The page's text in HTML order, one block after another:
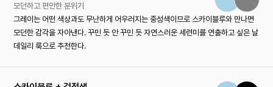
모던하고 편안한 분위기
그레이는 어떤 색상과도 무난하게 어우러지는 중성색이므로 스카이블루와 만나면
모던한 감각을 자아낸다. 꾸민 듯 안 꾸민 듯 자연스러운 세련미를 연출하고 싶은 날
데일리 룩으로 추천한다.